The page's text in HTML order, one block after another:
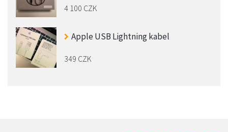
4 100 CZK
Apple USB Lightning kabel
349 CZK